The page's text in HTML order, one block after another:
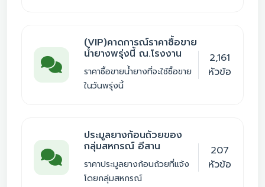
(VIP)คาดการณ์ราคาซื้อขาย
น้ำยางพรุ่งนี้ ณ.โรงงาน
ราคาซื้อขายน้ำยางที่จะใช้ซื้อขาย
ในวันพรุ่งนี้
2,161
หัวข้อ
ประมูลยางก้อนถ้วยของ
กลุ่มสหกรณ์ อีสาน
ราคาประมูลยางก้อนถ้วยที่แจ้ง
โดยกลุ่มสหกรณ์
207
หัวข้อ